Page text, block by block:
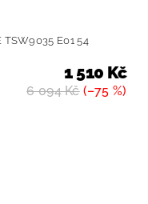
TSW9035 E01 54
6 094 Kč(–75 %)
1 510 Kč